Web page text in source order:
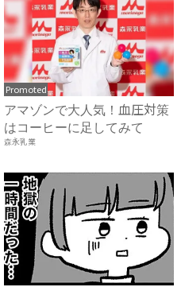
Promoted
アマゾンで大人気！血圧対策
はコーヒーに足してみて
森永乳業